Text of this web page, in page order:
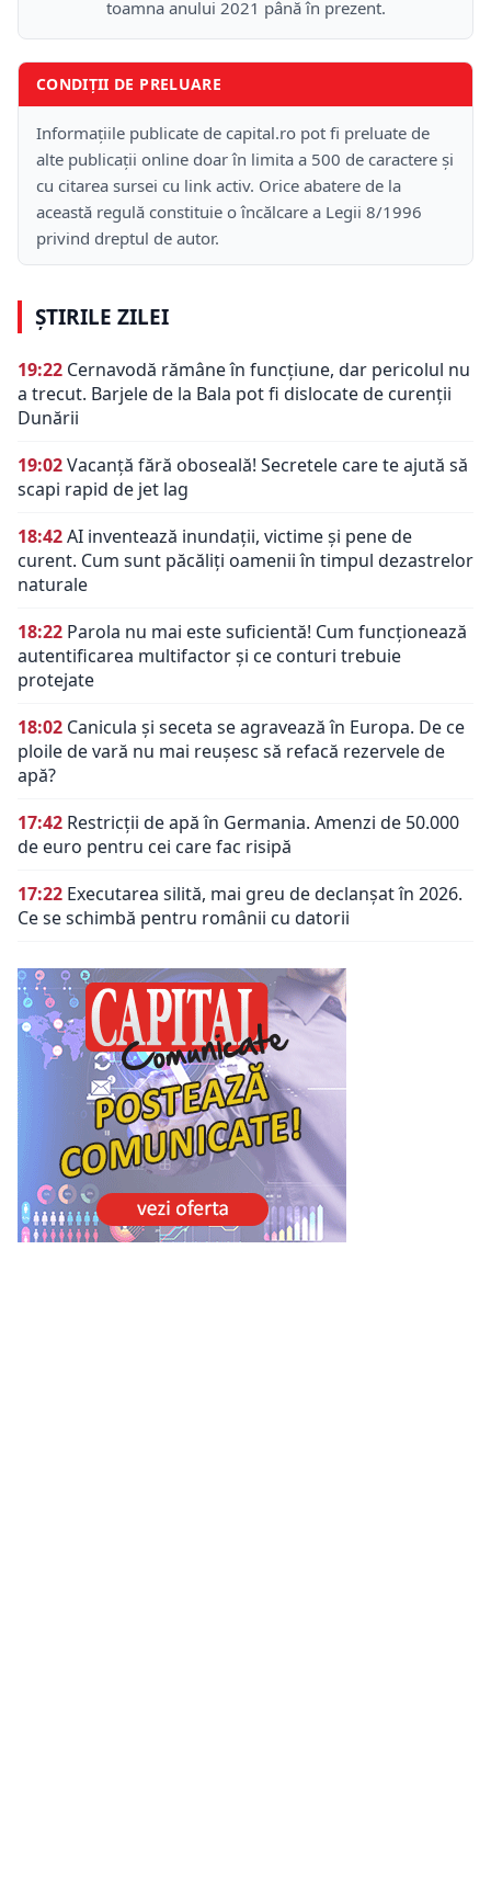
toamna anului 2021 până în prezent.
CONDIȚII DE PRELUARE
Informațiile publicate de capital.ro pot fi preluate de
alte publicații online doar în limita a 500 de caractere și
cu citarea sursei cu link activ. Orice abatere de la
această regulă constituie o încălcare a Legii 8/1996
privind dreptul de autor.
ȘTIRILE ZILEI
19:22 Cernavodă rămâne în funcțiune, dar pericolul nu
a trecut. Barjele de la Bala pot fi dislocate de curenții
Dunării
19:02Vacanță fără oboseală! Secretele care te ajută să
scapi rapid de jet lag
18:42AI inventează inundații, victime și pene de
curent. Cum sunt păcăliți oamenii în timpul dezastrelor
naturale
18:22 Parola nu mai este suficientă! Cum funcționează
autentificarea multifactor și ce conturi trebuie
protejate
18:02 Canicula și seceta se agravează în Europa. De ce
ploile de vară nu mai reușesc să refacă rezervele de
apă?
17:42 Restricții de apă în Germania. Amenzi de 50.000
de euro pentru cei care fac risipă
17:22 Executarea silită, mai greu de declanșat în 2026.
Ce se schimbă pentru românii cu datorii